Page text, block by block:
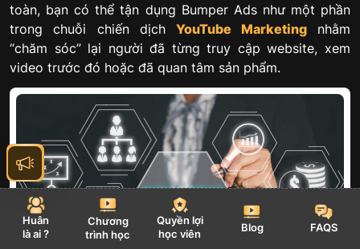
Huân
là ai ?
Chương
trình học
Quyền lợi
học viên
Blog FAQS
toàn, bạn có thể tận dụng Bumper Ads như một phần
trong chuỗi chiến dịchYouTube Marketingnhằm
“chăm sóc” lại người đã từng truy cập website, xem
video trước đó hoặc đã quan tâm sản phẩm.